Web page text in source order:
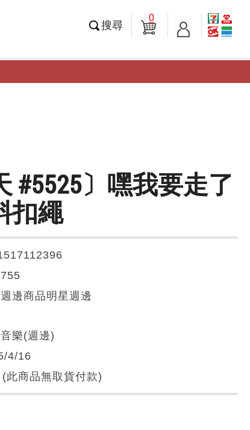
搜尋
0
#5525〕嘿我要走了
扣繩
邊商品明星週邊
樂(週邊)
4/16
商品無取貨付款)